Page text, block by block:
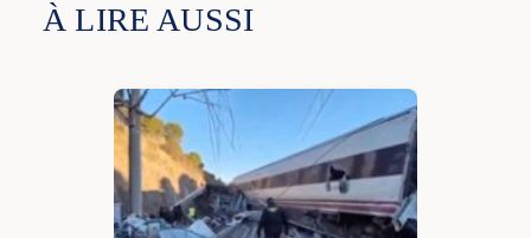
À LIRE AUSSI